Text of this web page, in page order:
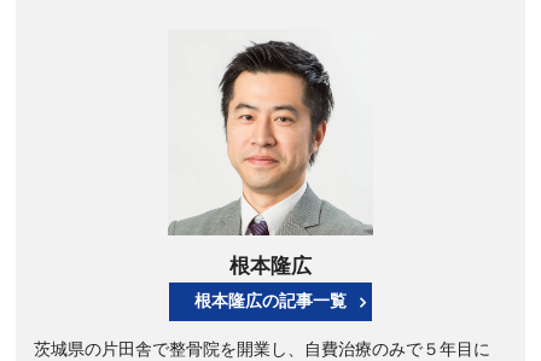
根本隆広
根本隆広の記事一覧
茨城県の片田舎で整骨院を開業し、自費治療のみで５年目に